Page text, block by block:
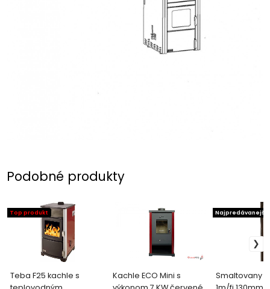
Podobné produkty
Teba F25 kachle s
Top produkt
Kachle ECO Mini s
Smaltovany